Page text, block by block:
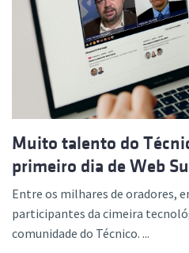
Muito talento do
primeiro dia de Web
Entre os milhares de oradores,
participantes da cimeira
comunidade do Técnico. ...